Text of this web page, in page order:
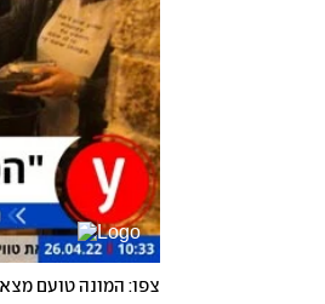
צפו: המונה טועם